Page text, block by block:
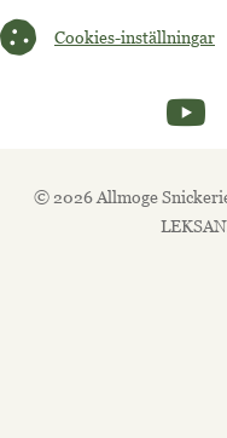
Cookies-inställningar
Cookies-inställningar
© 2026 Allmoge